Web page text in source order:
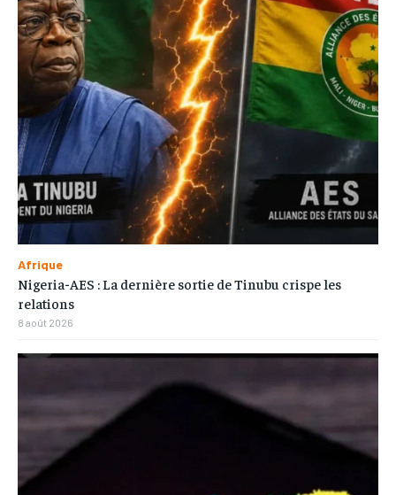
Afrique
Nigeria-AES : La dernière sortie de Tinubu crispe les
relations
8 août 2026